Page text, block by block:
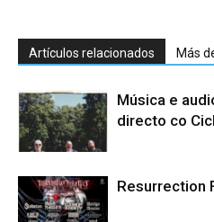
Artículos relacionados Más
Música e
directo co
Resurrection